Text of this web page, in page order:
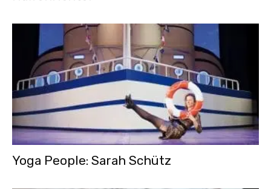
Yoga People: Sarah Schütz